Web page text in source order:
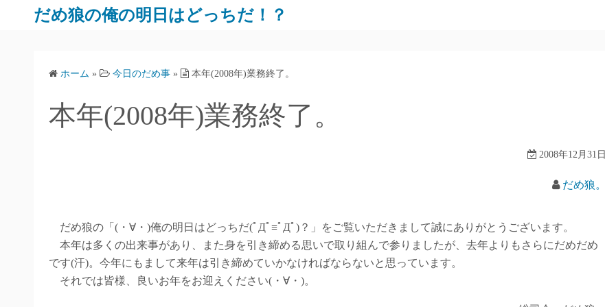
だめ狼の俺の明日はどっちだ！？
ホーム » 今日のだめ事 » 本年(2008年)業務終了。
本年(2008年)業務終了。
2008年12月31日
だめ狼。
だめ狼の「(・∀・)俺の明日はどっちだ(ﾟДﾟ≡ﾟДﾟ)？」をご覧いただきまして誠にありがとうございます。
本年は多くの出来事があり、また身を引き締める思いで取り組んで参りましたが、去年よりもさらにだめだめ
です(汗)。今年にもまして来年は引き締めていかなければならないと思っています。
それでは皆様、良いお年をお迎えください(・∀・)。